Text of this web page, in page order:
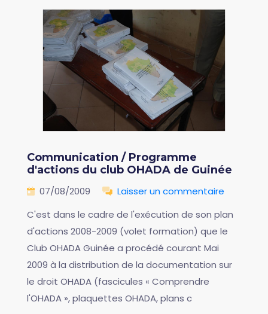
Communication / Programme
d'actions du club OHADA de Guinée
07/08/2009
Laisser un commentaire
C'est dans le cadre de l'exécution de son plan
d'actions 2008-2009 (volet formation) que le
Club OHADA Guinée a procédé courant Mai
2009 à la distribution de la documentation sur
le droit OHADA (fascicules « Comprendre
l'OHADA », plaquettes OHADA, plans c